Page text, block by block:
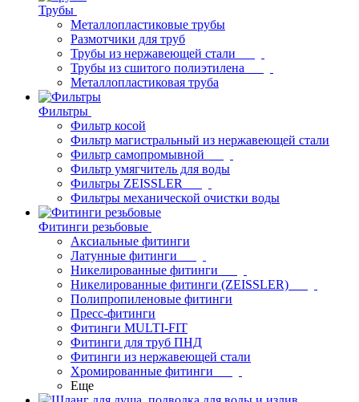
Трубы
Металлопластиковые трубы
Размотчики для труб
Трубы из нержавеющей стали
Трубы из сшитого полиэтилена
Металлопластиковая труба
Фильтры
Фильтр косой
Фильтр магистральный из нержавеющей стали
Фильтр самопромывной
Фильтр умягчитель для воды
Фильтры ZEISSLER
Фильтры механической очистки воды
Фитинги резьбовые
Аксиальные фитинги
Латунные фитинги
Никелированные фитинги
Никелированные фитинги (ZEISSLER)
Полипропиленовые фитинги
Пресс-фитинги
Фитинги MULTI-FIT
Фитинги для труб ПНД
Фитинги из нержавеющей стали
Хромированные фитинги
Еще